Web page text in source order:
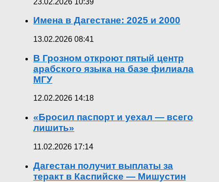
Имена в Дагестане: 2025 и 2000
13.02.2026 08:41
В Грозном откроют пятый центр
арабского языка на базе филиала
МГУ
12.02.2026 14:18
«Бросил паспорт и уехал — всего
лишить»
11.02.2026 17:14
Дагестан получит выплаты за
теракт в Каспийске — Мишустин